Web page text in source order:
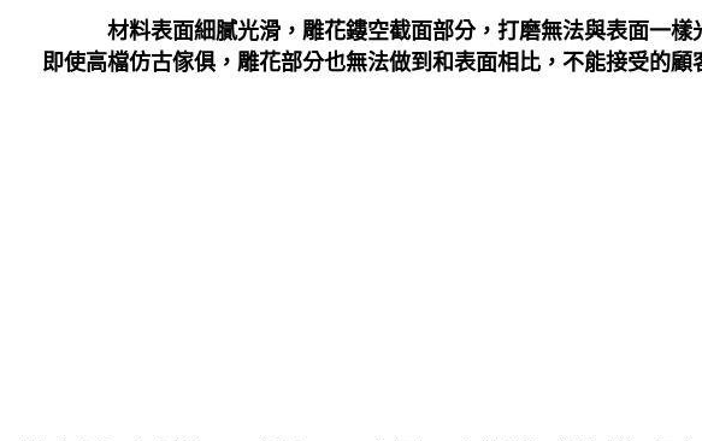
材料表面細膩光滑，雕花鏤空截面部分，打磨無法與表面一樣
即使高檔仿古傢俱，雕花部分也無法做到和表面相比，不能接受的顧